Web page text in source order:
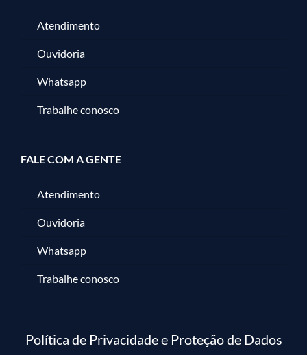
Atendimento
Ouvidoria
Whatsapp
Trabalhe conosco
FALE COM A GENTE
Atendimento
Ouvidoria
Whatsapp
Trabalhe conosco
Política de Privacidade e Proteção de Dados